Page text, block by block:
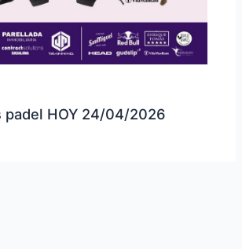
padel HOY 24/04/2026